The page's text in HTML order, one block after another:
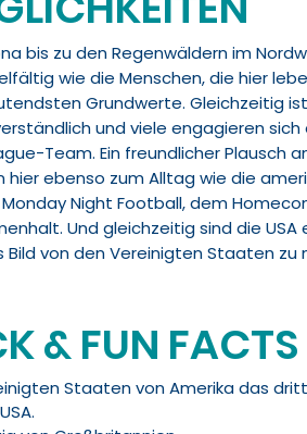
bis zu den Regenwäldern im
wie die Menschen, die hier
Grundwerte. Gleichzeitig
und viele engagieren sich
Team. Ein freundlicher Plausch
ebenso zum Alltag wie die
Night Football, dem
Und gleichzeitig sind die USA
Bild von den Vereinigten Staaten zu
& FUN FACTS
Staaten von Amerika das